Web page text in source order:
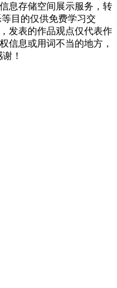
息存储空间展示服务，转
目的仅供免费学习交
发表的作品观点仅代表作
信息或用词不当的地方，
！